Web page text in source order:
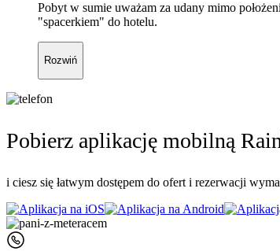
Pobyt w sumie uważam za udany mimo
"spacerkiem" do hotelu.
Rozwiń
Pobierz aplikację mobilną
i ciesz się łatwym dostępem do ofert i rezerwacji